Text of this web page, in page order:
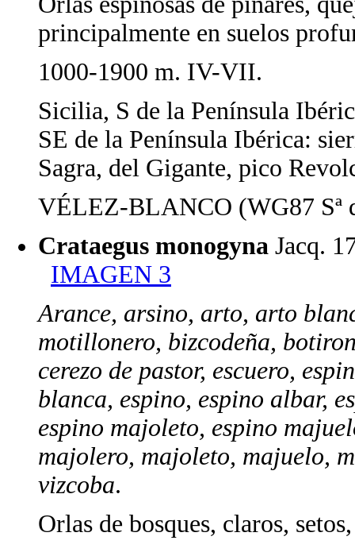
principalmente en suelos
1000-1900 m. IV-VII.
Sicilia, S de la Península
SE de la Península Ibérica:
Sagra, del Gigante, pico
VÉLEZ-BLANCO (WG87 Sª
Crataegus monogyna Jacq.
IMAGEN 3
Arance, arsino, arto, arto
motillonero, bizcodeña,
cerezo de pastor, escuero,
blanca, espino, espino albar,
espino majoleto, espino
majolero, majoleto, majuelo,
vizcoba.
Orlas de bosques, claros,